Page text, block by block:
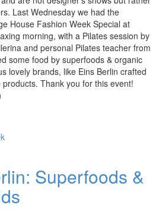
Last Wednesday we had the
House Fashion Week Special at
morning, with a Pilates session by
and personal Pilates teacher from
some food by superfoods & organic
lovely brands, like Eins Berlin crafted
Thank you for this event!
Superfoods &